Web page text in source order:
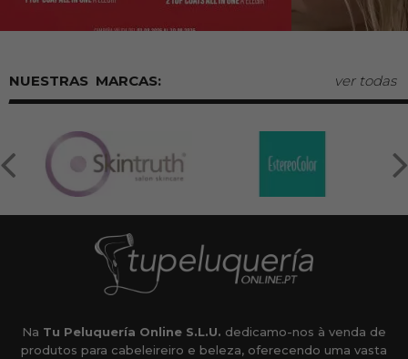
MARCAS: ver todas
Na Tu Peluquería Online S.L.U. dedicamo-nos à venda de
produtos para cabeleireiro e beleza, oferecendo uma vasta